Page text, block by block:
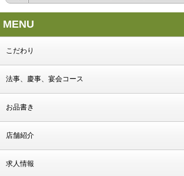
MENU
こだわり
法事、慶事、宴会コース
お品書き
店舗紹介
求人情報